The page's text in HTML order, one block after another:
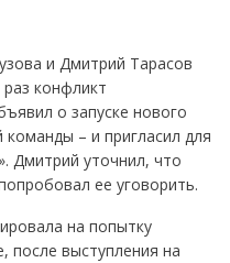
и Дмитрий Тарасов
конфликт
о запуске нового
– и пригласил для
Дмитрий уточнил, что
ее уговорить.
на попытку
после выступления на